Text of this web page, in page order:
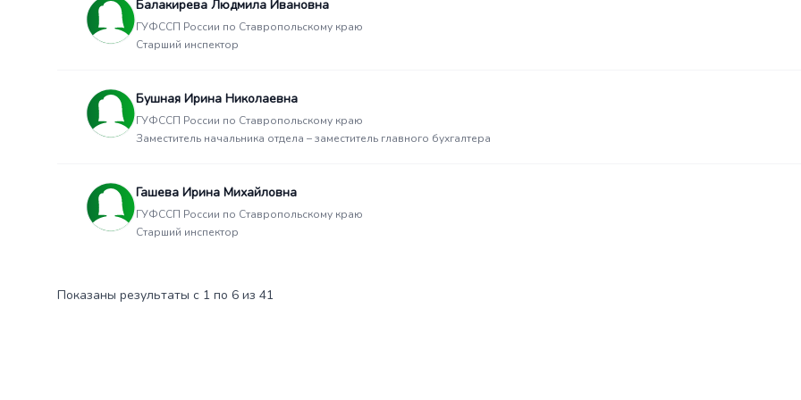
Балакирева Людмила Ивановна
ГУФССП России по Ставропольскому краю
Старший инспектор
Бушная Ирина Николаевна
ГУФССП России по Ставропольскому краю
Заместитель начальника отдела – заместитель главного бухгалтера
Гашева Ирина Михайловна
ГУФССП России по Ставропольскому краю
Старший инспектор
Показаны результаты с 1 по 6 из 41